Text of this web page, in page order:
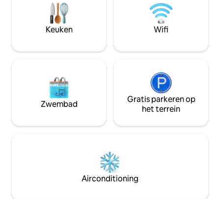
's avonds te ontspannen. De hot tub
naast het terras nodigt je uit om te
genieten van warme avonden onder de
open hemel (prijs: € 70). Er is een boot
kon genieten van
aan de oever van
'Vasara' heeft
naar het meer en
Keuken Wifi
Zwembad
Gratis parkeren op
het terrein
Airconditioning